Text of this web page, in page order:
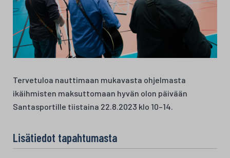
Tervetuloa nauttimaan mukavasta ohjelmasta
ikäihmisten maksuttomaan hyvän olon päivään
Santasportille tiistaina 22.8.2023 klo 10–14.
Lisätiedot tapahtumasta